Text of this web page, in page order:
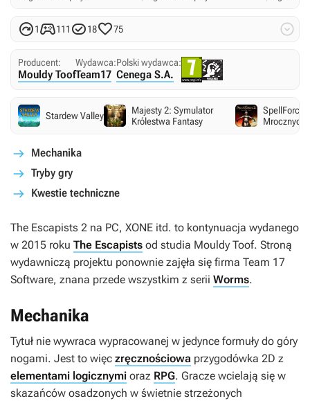
1111 1875 
Producent:
Mouldy Toof
Wydawca:
Team17
Polski wydawca:
Cenega S.A.
Stardew Valley
Majesty 2: Symulator
Królestwa Fantasy
SpellForce
Mrocznych
Mechanika
Tryby gry
Kwestie techniczne
The Escapists 2 na PC, XONE itd. to kontynuacja wydanego
w 2015 roku The Escapists od studia Mouldy Toof. Stroną
wydawniczą projektu ponownie zajęła się firma Team 17
Software, znana przede wszystkim z serii Worms.
Mechanika
Tytuł nie wywraca wypracowanej w jedynce formuły do góry
nogami. Jest to więc zręcznościowa przygodówka 2D z
elementami logicznymi oraz RPG. Gracze wcielają się w
skazańców osadzonych w świetnie strzeżonych